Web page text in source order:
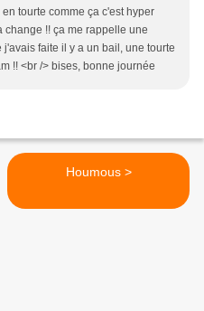
tourte comme ça c'est hyper
change !! ça me rappelle une
faite il y a un bail, une tourte
!! <br /> bises, bonne journée
Houmous >